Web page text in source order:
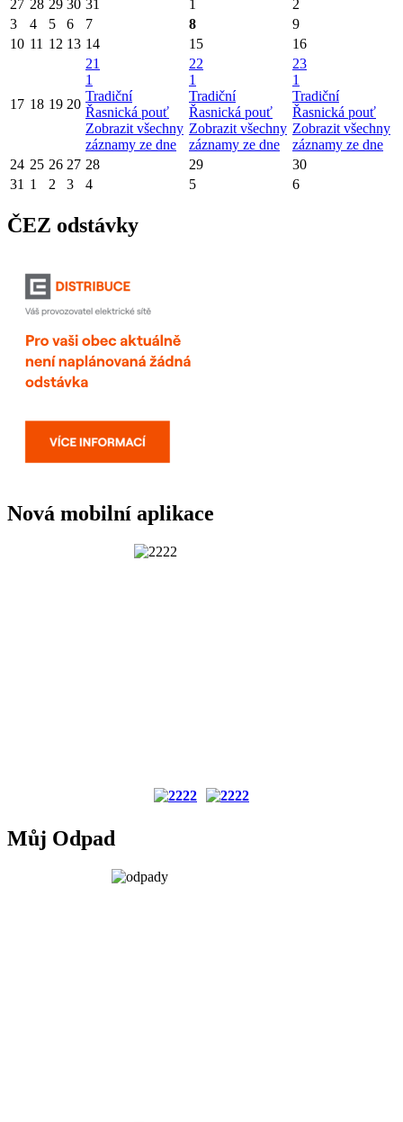
27 28 29 30 31 1
2
3
4 5 6 7 8
9
10 11 12 13 14 15 16
17 18 19 20
21
1
Tradiční
Řasnická pouť
Zobrazit všechny
záznamy ze dne
22
1
Tradiční
Řasnická pouť
Zobrazit všechny
záznamy ze dne
23
1
Tradiční
Řasnická pouť
Zobrazit všechny
záznamy ze dne
24 25 26 27 28 29
30
31 1 2 3 4 5 6
ČEZ odstávky
Nová mobilní aplikace
Můj Odpad